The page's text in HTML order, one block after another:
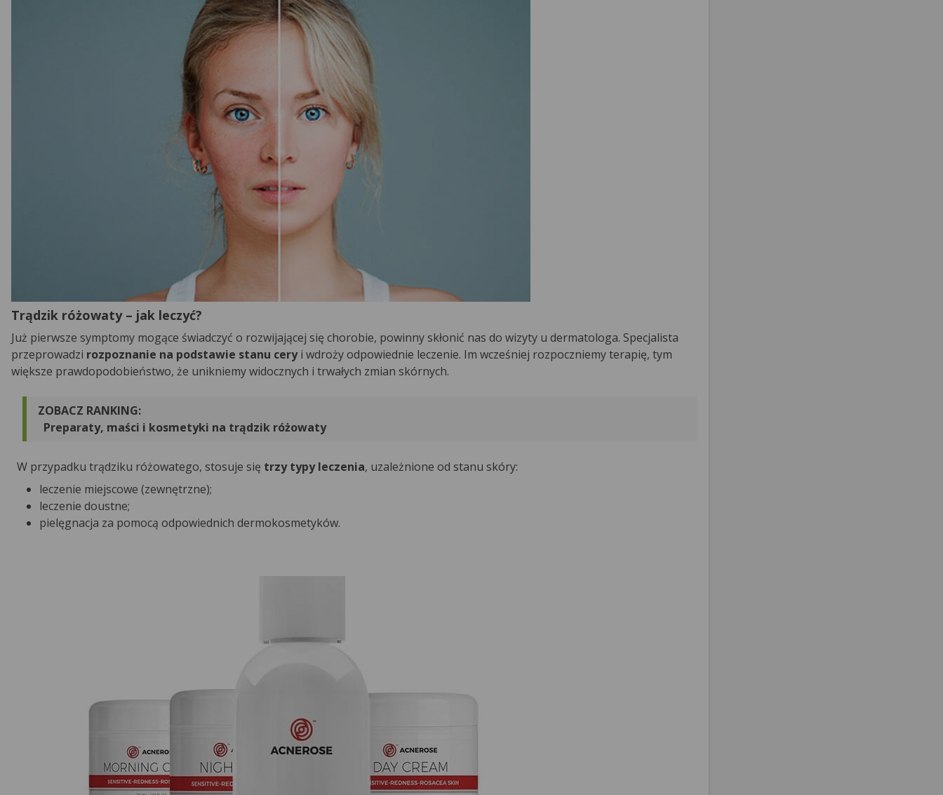
Trądzik różowaty – jak leczyć?
Już pierwsze symptomy mogące świadczyć o rozwijającej się chorobie, powinny skłonić nas do wizyty u dermatologa. Specjalista
przeprowadzi rozpoznanie na podstawie stanu ceryi wdroży odpowiednie leczenie. Im wcześniej rozpoczniemy terapię, tym
większe prawdopodobieństwo, że unikniemy widocznych i trwałych zmian skórnych.
ZOBACZ RANKING:
Preparaty, maści i kosmetyki na trądzik różowaty​
W przypadku trądziku różowatego, stosuje się trzy typy leczenia, uzależnione od stanu skóry:
leczenie miejscowe (zewnętrzne);
leczenie doustne;
pielęgnacja za pomocą odpowiednich dermokosmetyków.